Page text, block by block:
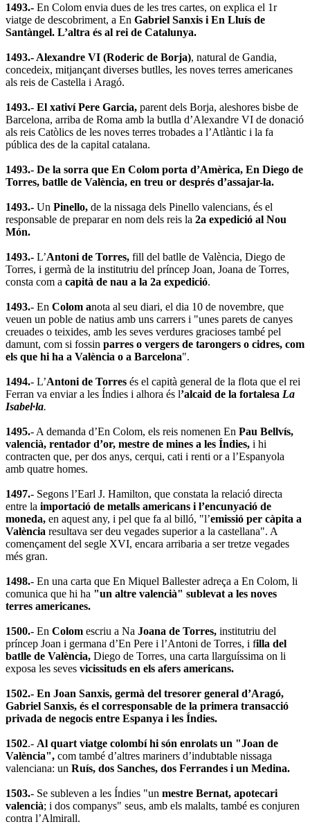
1493.- En Colom envia dues de les tres cartes, on explica el 1r
viatge de descobriment, a En Gabriel Sanxis i En Lluís de
Santàngel. L’altra és al rei de Catalunya.
1493.- Alexandre VI (Roderic de Borja), natural de Gandia,
concedeix, mitjançant diverses butlles, les noves terres americanes
als reis de Castella i Aragó.
1493.- El xativí Pere Garcia, parent dels Borja, aleshores bisbe de
Barcelona, arriba de Roma amb la butlla d’Alexandre VI de donació
als reis Catòlics de les noves terres trobades a l’Atlàntic i la fa
pública des de la capital catalana.
1493.- De la sorra que En Colom porta d’Amèrica, En Diego de
Torres, batlle de València, en treu or després d’assajar-la.
1493.- Un Pinello, de la nissaga dels Pinello valencians, és el
responsable de preparar en nom dels reis la 2a expedició al Nou
Món.
1493.- L’Antoni de Torres, fill del batlle de València, Diego de
Torres, i germà de la institutriu del príncep Joan, Joana de Torres,
consta com a capità de nau a la 2a expedició.
1493.- En Colom anota al seu diari, el dia 10 de novembre, que
veuen un poble de natius amb uns carrers i "unes parets de canyes
creuades o teixides, amb les seves verdures gracioses també pel
damunt, com si fossin parres o vergers de tarongers o cidres, com
els que hi ha a València o a Barcelona".
1494.- L’Antoni de Torres és el capità general de la flota que el rei
Ferran va enviar a les Índies i alhora és l’alcaid de la fortalesa La
Isabel·la.
1495.- A demanda d’En Colom, els reis nomenen En Pau Bellvís,
valencià, rentador d’or, mestre de mines a les Índies, i hi
contracten que, per dos anys, cerqui, cati i renti or a l’Espanyola
amb quatre homes.
1497.- Segons l’Earl J. Hamilton, que constata la relació directa
entre la importació de metalls americans i l’encunyació de
moneda, en aquest any, i pel que fa al billó, "l’emissió per càpita a
València resultava ser deu vegades superior a la castellana". A
començament del segle XVI, encara arribaria a ser tretze vegades
més gran.
1498.- En una carta que En Miquel Ballester adreça a En Colom, li
comunica que hi ha "un altre valencià" sublevat a les noves
terres americanes.
1500.- En Colom escriu a Na Joana de Torres, institutriu del
príncep Joan i germana d’En Pere i l’Antoni de Torres, i filla del
batlle de València, Diego de Torres, una carta llarguíssima on li
exposa les seves vicissituds en els afers americans.
1502.- En Joan Sanxis, germà del tresorer general d’Aragó,
Gabriel Sanxis, és el corresponsable de la primera transacció
privada de negocis entre Espanya i les Índies.
1502.- Al quart viatge colombí hi són enrolats un "Joan de
València", com també d’altres mariners d’indubtable nissaga
valenciana: un Ruís, dos Sanches, dos Ferrandes i un Medina.
1503.- Se subleven a les Índies "un mestre Bernat, apotecari
valencià; i dos companys" seus, amb els malalts, també es conjuren
contra l’Almirall.